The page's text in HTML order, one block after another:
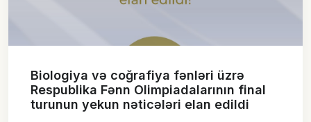
Biologiya və coğrafiya fənləri üzrə
Respublika Fənn Olimpiadalarının final
turunun yekun nəticələri elan edildi